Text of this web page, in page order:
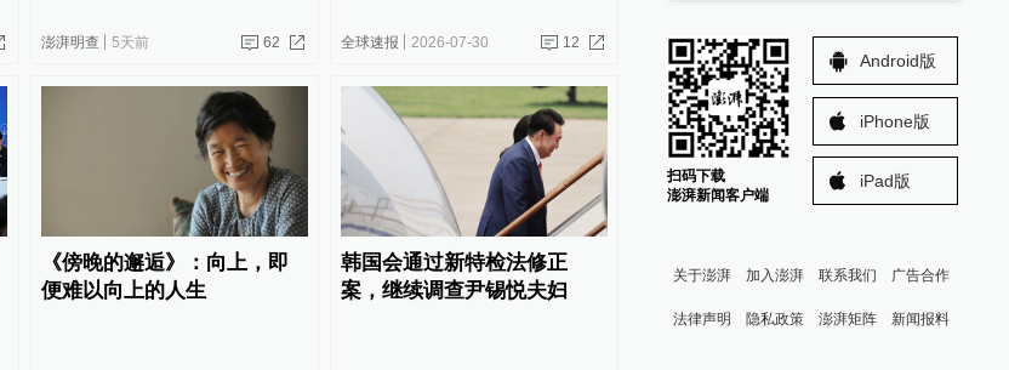
澎湃明查 5天前 62 全球速报 2026-07-30 12
《傍晚的邂逅》：向上，即
便难以向上的人生
韩国会通过新特检法修正
案，继续调查尹锡悦夫妇
扫码下载
澎湃新闻客户端
Android版
iPhone版
iPad版
关于澎湃 加入澎湃 联系我们 广告合作
法律声明 隐私政策 澎湃矩阵 新闻报料